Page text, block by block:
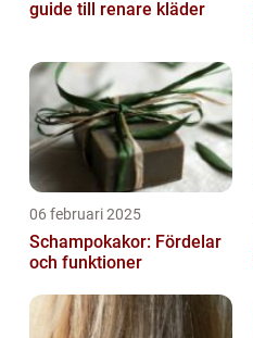
guide till renare kläder
06 februari 2025
Schampokakor: Fördelar
och funktioner